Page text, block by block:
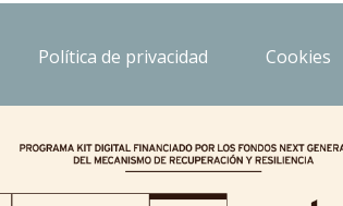
Política de privacidad Cookies